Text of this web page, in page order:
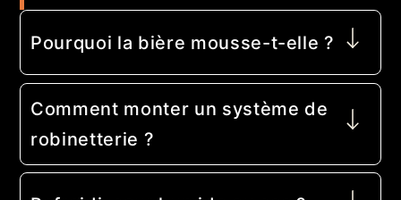
Pourquoi la bière mousse-t-elle ?
Comment monter un système de
robinetterie ?